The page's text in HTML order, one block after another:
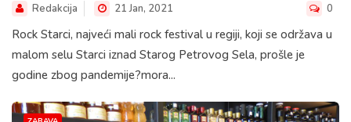
Redakcija 21 Jan, 2021 0
Rock Starci, najveći mali rock festival u regiji, koji se održava u
malom selu Starci iznad Starog Petrovog Sela, prošle je
godine zbog pandemije?mora...